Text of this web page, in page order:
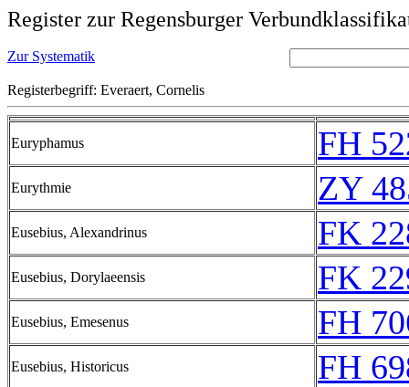
Register zur Regensburger
Zur Systematik
Registerbegriff: Everaert, Cornelis
Euryphamus FH
Eurythmie ZY
Eusebius, Alexandrinus FK
Eusebius, Dorylaeensis FK
Eusebius, Emesenus FH
Eusebius, Historicus FH